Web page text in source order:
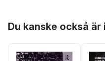
Du kanske också